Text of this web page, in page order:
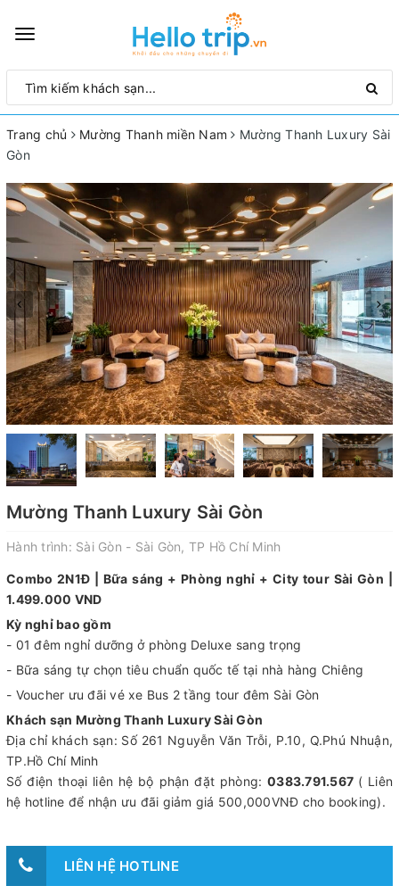
Toggle
Trang chủ Mường Thanh miền Nam
Mường Thanh Luxury Sài
Gòn
Mường Thanh Luxury Sài Gòn
Hành trình: Sài Gòn - Sài Gòn, TP Hồ Chí Minh
Combo 2N1Đ | Bữa sáng + Phòng nghỉ + City tour Sài Gòn |
1.499.000 VND
Kỳ nghỉ bao gồm
- 01 đêm nghỉ dưỡng ở phòng Deluxe sang trọng
- Bữa sáng tự chọn tiêu chuẩn quốc tế tại nhà hàng Chiêng
- Voucher ưu đãi vé xe Bus 2 tầng tour đêm Sài Gòn
Khách sạn Mường Thanh Luxury Sài Gòn
Địa chỉ khách sạn: Số 261 Nguyễn Văn Trỗi, P.10, Q.Phú Nhuận,
TP.Hồ Chí Minh
Số điện thoại liên hệ bộ phận đặt phòng:0383.791.567 ( Liên
hệ hotline để nhận ưu đãi giảm giá 500,000VNĐ cho booking).
LIÊN HỆ HOTLINE